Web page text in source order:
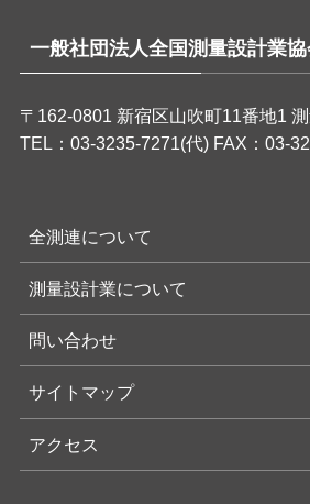
一般社団法人全国測量設計業
〒162-0801 新宿区山吹町11番地1
TEL：03-3235-7271(代) FAX：03-
全測連について
測量設計業について
問い合わせ
サイトマップ
アクセス